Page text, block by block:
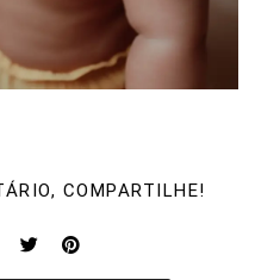
COMPARTILHE!